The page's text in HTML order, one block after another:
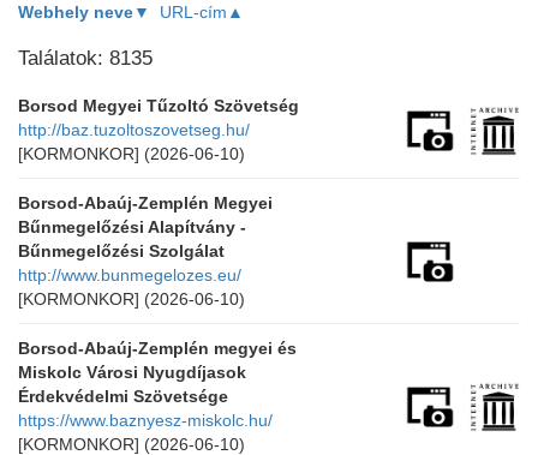
Webhely neve▼ URL-cím▲
Találatok: 8135
Borsod Megyei Tűzoltó Szövetség
http://baz.tuzoltoszovetseg.hu/
[KORMONKOR] (2026-06-10)
Borsod-Abaúj-Zemplén Megyei
Bűnmegelőzési Alapítvány -
Bűnmegelőzési Szolgálat
http://www.bunmegelozes.eu/
[KORMONKOR] (2026-06-10)
Borsod-Abaúj-Zemplén megyei és
Miskolc Városi Nyugdíjasok
Érdekvédelmi Szövetsége
https://www.baznyesz-miskolc.hu/
[KORMONKOR] (2026-06-10)